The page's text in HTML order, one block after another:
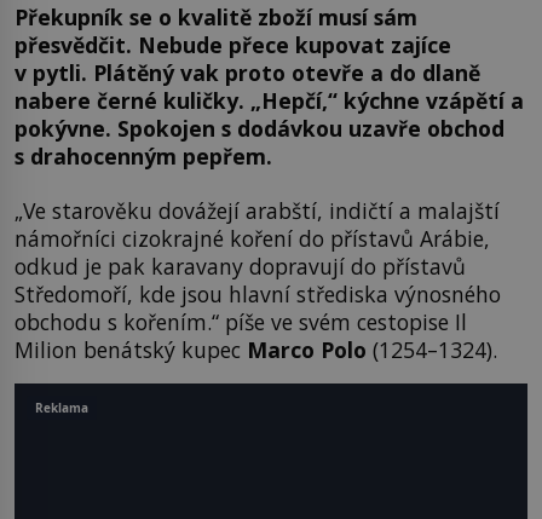
Překupník se o kvalitě zboží musí sám
přesvědčit. Nebude přece kupovat zajíce
v pytli. Plátěný vak proto otevře a do dlaně
nabere černé kuličky. „Hepčí,“ kýchne vzápětí a
pokývne. Spokojen s dodávkou uzavře obchod
s drahocenným pepřem.
„Ve starověku dovážejí arabští, indičtí a malajští
námořníci cizokrajné koření do přístavů Arábie,
odkud je pak karavany dopravují do přístavů
Středomoří, kde jsou hlavní střediska výnosného
obchodu s kořením.“ píše ve svém cestopise Il
Milion benátský kupec Marco Polo (1254–1324).
Reklama